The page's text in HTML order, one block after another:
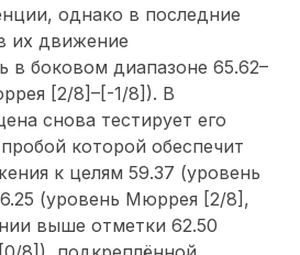
однако в последние
их движение
в боковом диапазоне 65.62–
[2/8]–[-1/8]). В
снова тестирует его
которой обеспечит
к целям 59.37 (уровень
(уровень Мюррея [2/8],
выше отметки 62.50